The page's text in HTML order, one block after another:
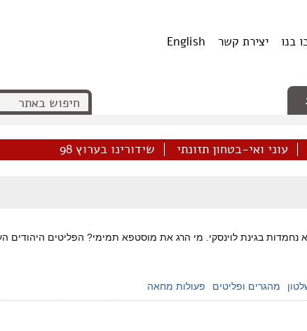
בנו יצירת קשר English
עוני ואי-בטחון תזונתי שידורינו בערוץ 98
נחמדות בגינת לוינסקי. מי הרג את מוסטפא תמימי? הפליטים
מהגרים ופליטים פעולות מחאה